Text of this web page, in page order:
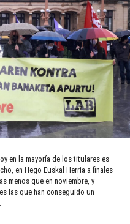
en la mayoría de los titulares es
en Hego Euskal Herria a finales
menos que en noviembre, y
las que han conseguido un